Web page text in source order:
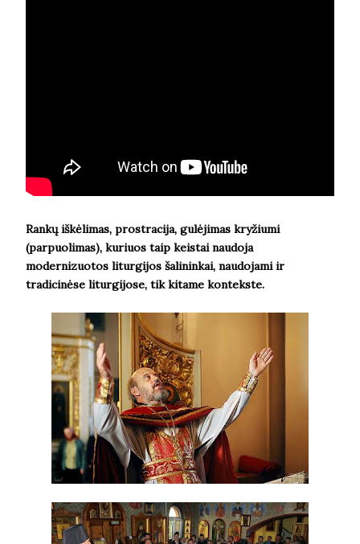
Rankų iškėlimas, prostracija, gulėjimas kryžiumi
(parpuolimas), kuriuos taip keistai naudoja
modernizuotos liturgijos šalininkai, naudojami ir
tradicinėse liturgijose, tik kitame kontekste.